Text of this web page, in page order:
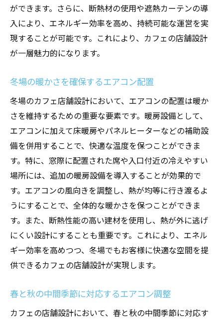
ができます。さらに、断熱材の使用や遮熱カーテンの導
入により、エネルギー効率を高め、持続可能な運営を実
現することが可能です。これにより、カフェの店舗設計
が一層魅力的になります。
冬場の暖かさを確保するエアコン配置
冬場のカフェ店舗設計において、エアコンの配置は暖か
さを維持するための重要な要素です。暖房設備として、
エアコンに加えて床暖房やパネルヒーターなどの補助設
備を併用することで、快適な温度を保つことができま
す。特に、窓際に配置された席や入口付近の冷えやすい
場所には、追加の暖房設備を導入することが効果的で
す。エアコンの風向きを調整し、熱が均等に行き渡るよ
うにすることで、全体的な暖かさを保つことができま
す。また、断熱性能の高い建材を使用し、熱が外に逃げ
にくい設計にすることも重要です。これにより、エネル
ギー効率を高めつつ、冬場でもお客様に快適な空間を提
供できるカフェの店舗設計が実現します。
春と秋の中間季節に対応するエアコン調整
カフェの店舗設計において、春と秋の中間季節に対応す